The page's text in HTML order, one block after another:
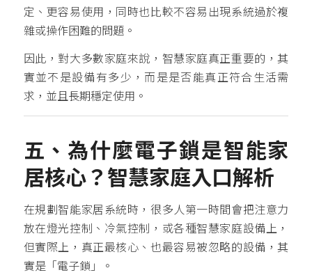
定、更容易使用，同時也比較不容易出現系統過於複
雜或操作困難的問題。
因此，對大多數家庭來說，智慧家庭真正重要的，其
實並不是設備有多少，而是是否能真正符合生活需
求，並且長期穩定使用。
五、為什麼電子鎖是智能家
居核心？智慧家庭入口解析
在規劃智能家居系統時，很多人第一時間會把注意力
放在燈光控制、冷氣控制，或各種智慧家庭設備上，
但實際上，真正最核心、也最容易被忽略的設備，其
實是「電子鎖」。